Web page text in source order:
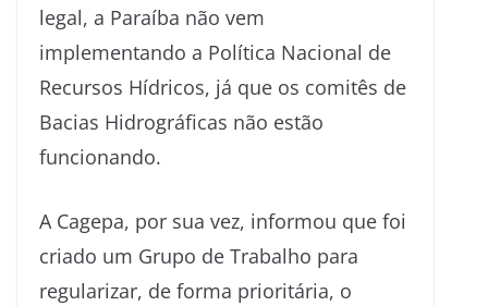
legal, a Paraíba não vem
implementando a Política Nacional de
Recursos Hídricos, já que os comitês de
Bacias Hidrográficas não estão
funcionando.
A Cagepa, por sua vez, informou que foi
criado um Grupo de Trabalho para
regularizar, de forma prioritária, o